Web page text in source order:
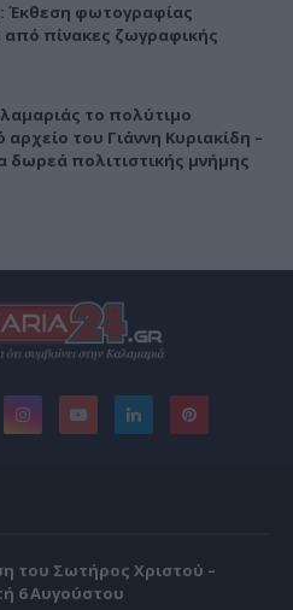
Έκθεση φωτογραφίας
πίνακες ζωγραφικής
το πολύτιμο
του Γιάννη Κυριακίδη –
δωρεά πολιτιστικής μνήμης
του Σωτήρος Χριστού –
6 Αυγούστου